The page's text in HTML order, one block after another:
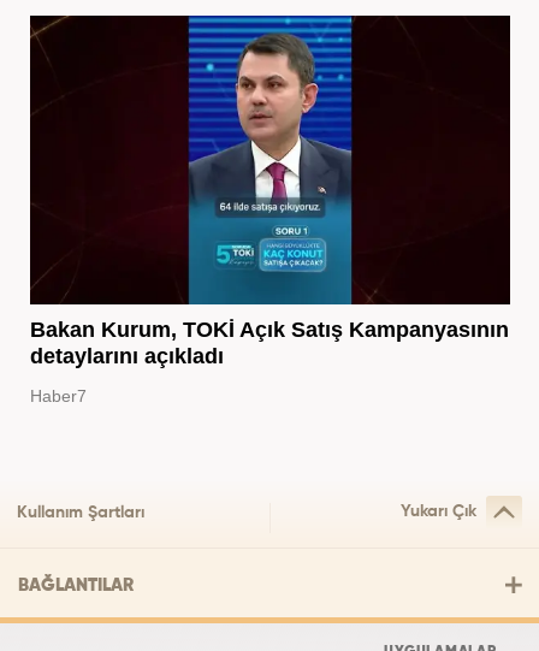
Bakan Kurum, TOKİ Açık Satış Kampanyasının
detaylarını açıkladı
Haber7
Kullanım Şartları Yukarı Çık
BAĞLANTILAR